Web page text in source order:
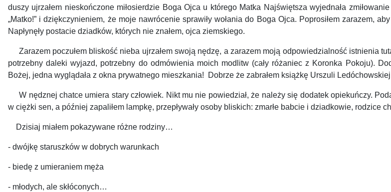
duszy ujrzałem nieskończone miłosierdzie Boga Ojca u którego Matka Najświętsza wyjednała
„Matko!” i dziękczynieniem, że moje nawrócenie sprawiły wołania do Boga Ojca. Poprosiłem zarazem,
Napłynęły postacie dziadków, których nie znałem, ojca ziemskiego.
Zarazem poczułem bliskość nieba ujrzałem swoją nędzę, a zarazem moją odpowiedzialność istnienia
potrzebny daleki wyjazd, potrzebny do odmówienia moich modlitw (cały różaniec z Koronka Pokoju).
Bożej, jedna wyglądała z okna prywatnego mieszkania!
Dobrze że zabrałem książkę Urszuli
W nędznej chatce umiera stary człowiek. Nikt mu nie powiedział, że należy się dodatek opiekuńczy.
w ciężki sen, a później zapaliłem lampkę, przepływały osoby bliskich: zmarłe babcie i dziadkowie, rodzice
Dzisiaj miałem pokazywane różne rodziny…
- dwójkę staruszków w dobrych warunkach
- biedę z umieraniem męża
- młodych, ale skłóconych…